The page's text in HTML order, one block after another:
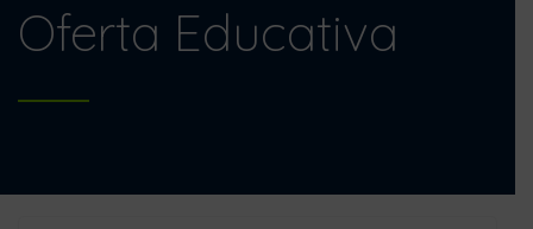
Oferta Educativa